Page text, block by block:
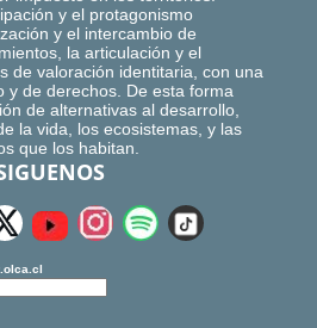
y el protagonismo
y el intercambio de
la articulación y el
de valoración identitaria, con una
y de derechos. De esta forma
de alternativas al desarrollo,
la vida, los ecosistemas, y las
que los habitan.